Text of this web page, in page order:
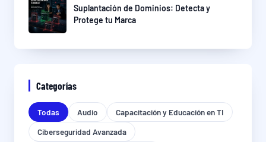
Suplantación de Dominios: Detecta y
Protege tu Marca
Categorías
Todas Audio
Capacitación y Educación en TI
Ciberseguridad Avanzada